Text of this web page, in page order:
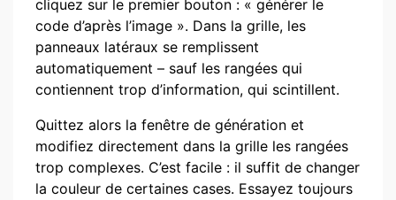
cliquez sur le premier bouton : « générer le
code d’après l’image ». Dans la grille, les
panneaux latéraux se remplissent
automatiquement – sauf les rangées qui
contiennent trop d’information, qui scintillent.
Quittez alors la fenêtre de génération et
modifiez directement dans la grille les rangées
trop complexes. C’est facile : il suffit de changer
la couleur de certaines cases. Essayez toujours